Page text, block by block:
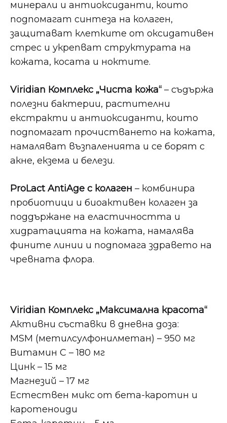
минерали и антиоксиданти, които
подпомагат синтеза на колаген,
защитават клетките от оксидативен
стрес и укрепват структурата на
кожата, косата и ноктите.
Viridian Комплекс „Чиста кожа“ – съдържа
полезни бактерии, растителни
екстракти и антиоксиданти, които
подпомагат прочистването на кожата,
намаляват възпаленията и се борят с
акне, екзема и белези.
ProLact AntiAge с колаген – комбинира
пробиотици и биоактивен колаген за
поддържане на еластичността и
хидратацията на кожата, намалява
фините линии и подпомага здравето на
чревната флора.
Viridian Комплекс „Максимална красота“
Активни съставки в дневна доза:
MSM (метилсулфонилметан) – 950 мг
Витамин С – 180 мг
Цинк – 15 мг
Магнезий – 17 мг
Естествен микс от бета-каротин и
каротеноиди